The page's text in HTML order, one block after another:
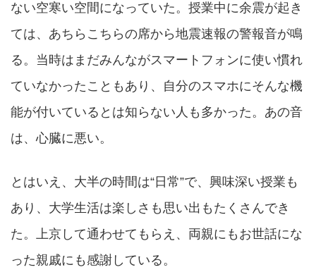
ない空寒い空間になっていた。授業中に余震が起き
ては、あちらこちらの席から地震速報の警報音が鳴
る。当時はまだみんながスマートフォンに使い慣れ
ていなかったこともあり、自分のスマホにそんな機
能が付いているとは知らない人も多かった。あの音
は、心臓に悪い。
とはいえ、大半の時間は“日常”で、興味深い授業も
あり、大学生活は楽しさも思い出もたくさんでき
た。上京して通わせてもらえ、両親にもお世話にな
った親戚にも感謝している。